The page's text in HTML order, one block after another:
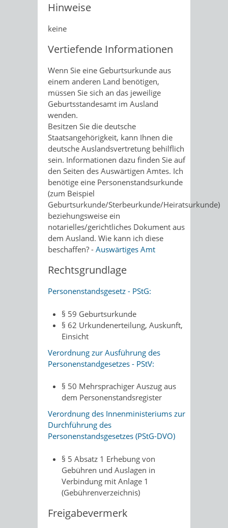
Hinweise
keine
Vertiefende Informationen
Wenn Sie eine Geburtsurkunde aus
einem anderen Land benötigen,
müssen Sie sich an das jeweilige
Geburtsstandesamt im Ausland
wenden.
Besitzen Sie die deutsche
Staatsangehörigkeit, kann Ihnen die
deutsche Auslandsvertretung behilflich
sein. Informationen dazu finden Sie auf
den Seiten des Auswärtigen Amtes. Ich
benötige eine Personenstandsurkunde
(zum Beispiel
Geburtsurkunde/Sterbeurkunde/Heiratsurkunde)
beziehungsweise ein
notarielles/gerichtliches Dokument aus
dem Ausland. Wie kann ich diese
beschaffen? - Auswärtiges Amt
Rechtsgrundlage
Personenstandsgesetz - PStG:
§ 59 Geburtsurkunde
§ 62 Urkundenerteilung, Auskunft,
Einsicht
Verordnung zur Ausführung des
Personenstandgesetzes - PStV:
§ 50 Mehrsprachiger Auszug aus
dem Personenstandsregister
Verordnung des Innenministeriums zur
Durchführung des
Personenstandsgesetzes (PStG-DVO)
§ 5 Absatz 1 Erhebung von
Gebühren und Auslagen in
Verbindung mit Anlage 1
(Gebührenverzeichnis)
Freigabevermerk